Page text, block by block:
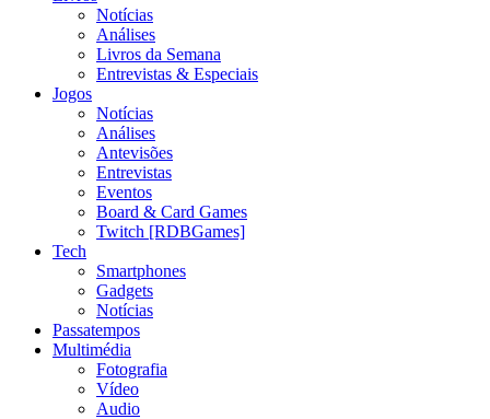
Notícias
Análises
Livros da Semana
Entrevistas & Especiais
Jogos
Notícias
Análises
Antevisões
Entrevistas
Eventos
Board & Card Games
Twitch [RDBGames]
Tech
Smartphones
Gadgets
Notícias
Passatempos
Multimédia
Fotografia
Vídeo
Audio